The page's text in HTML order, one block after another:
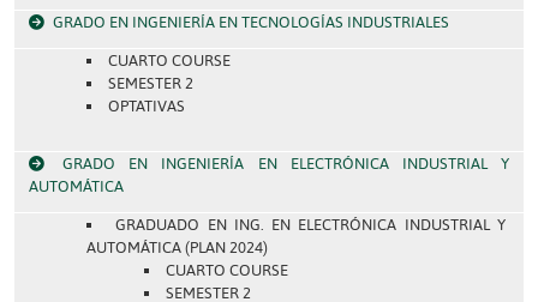
GRADO EN INGENIERÍA EN TECNOLOGÍAS INDUSTRIALES
CUARTO COURSE
SEMESTER 2
OPTATIVAS
GRADO EN INGENIERÍA EN ELECTRÓNICA INDUSTRIAL Y
AUTOMÁTICA
GRADUADO EN ING. EN ELECTRÓNICA INDUSTRIAL Y
AUTOMÁTICA (PLAN 2024)
CUARTO COURSE
SEMESTER 2